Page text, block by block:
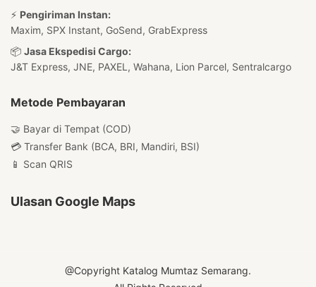
⚡ Pengiriman Instan:
Maxim, SPX Instant, GoSend, GrabExpress
📦 Jasa Ekspedisi Cargo:
J&T Express, JNE, PAXEL, Wahana, Lion Parcel, Sentralcargo
Metode Pembayaran
🤝 Bayar di Tempat (COD)
💳 Transfer Bank (BCA, BRI, Mandiri, BSI)
📱 Scan QRIS
Ulasan Google Maps
@Copyright Katalog Mumtaz Semarang.